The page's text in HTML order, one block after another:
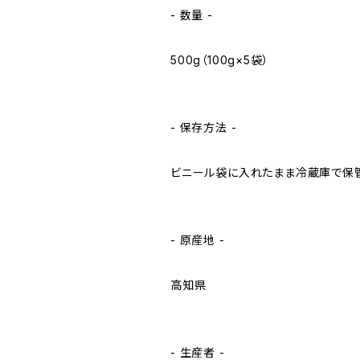
- 数量 -
500g（100g×5袋）
- 保存方法 -
ビニール袋に入れたまま冷蔵庫で保管
- 原産地 -
高知県
- 生産者 -